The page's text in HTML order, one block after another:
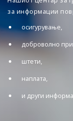
за информации
осигурување,
доброволно
штети,
наплата,
и други